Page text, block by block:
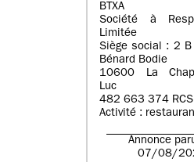
BTXA
Société à
Limitée
Siège social : 2 B
Bénard Bodie
10600 La
Luc
482 663 374 RCS
Activité :
Annonce
07/08/